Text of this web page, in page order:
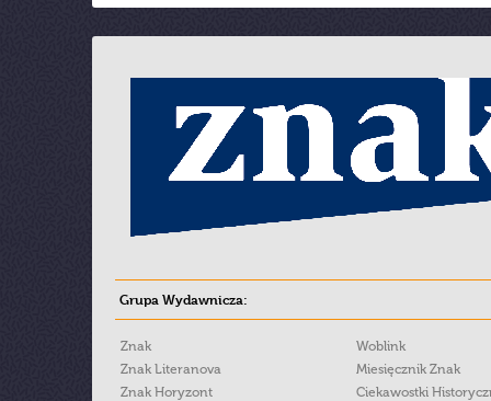
Grupa Wydawnicza:
Znak
Znak Literanova
Znak Horyzont
Woblink
Miesięcznik Znak
Ciekawostki